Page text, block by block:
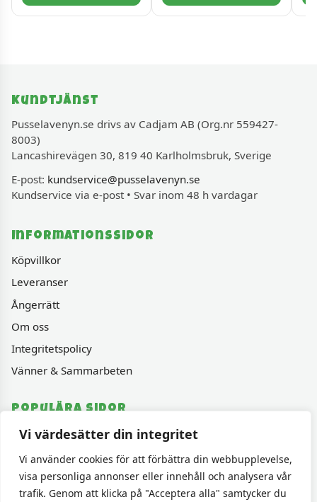
Vi värdesätter din integritet
Vi använder cookies för att förbättra din webbupplevelse,
visa personliga annonser eller innehåll och analysera vår
trafik. Genom att klicka på "Acceptera alla" samtycker du
Kundtjänst
Pusselavenyn.se drivs av Cadjam AB (Org.nr 559427-
8003)
Lancashirevägen 30, 819 40 Karlholmsbruk, Sverige
E-post: kundservice@pusselavenyn.se
Kundservice via e-post • Svar inom 48 h vardagar
Informationssidor
Köpvillkor
Leveranser
Ångerrätt
Om oss
Integritetspolicy
Vänner & Sammarbeten
Populära sidor
Varumärken
Fyndhörnan
1000 bitars pussel
Sällskapspel